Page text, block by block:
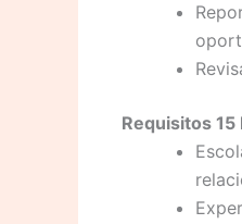
Requisitos